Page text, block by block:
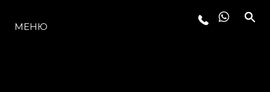
МОДЕЛЬНЫЙ РЯД
МЕНЮ